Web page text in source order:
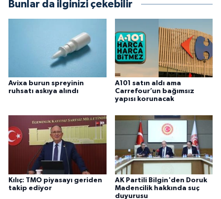
Bunlar da ilginizi çekebilir
Avixa burun spreyinin
ruhsatı askıya alındı
A101 satın aldı ama
Carrefour’un bağımsız
yapısı korunacak
Kılıç: TMO piyasayı geriden
takip ediyor
AK Partili Bilgin'den Doruk
Madencilik hakkında suç
duyurusu